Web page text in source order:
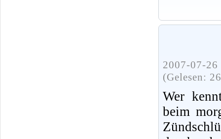
2007-07-
(Gelesen:
Wer
beim